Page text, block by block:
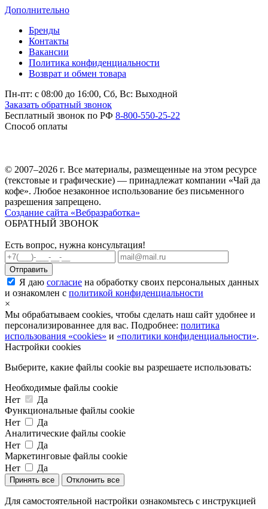
Дополнительно
Бренды
Контакты
Вакансии
Политика конфиденциальности
Возврат и обмен товара
Пн-пт: c 08:00 до 16:00, Сб, Вс: Выходной
Заказать обратный звонок
Бесплатный звонок по РФ 8-800-550-25-22
Способ оплаты
© 2007–2026 г. Все материалы, размещенные на этом ресурсе
(текстовые и графические) — принадлежат компании «Чай да
кофе». Любое незаконное использование без письменного
разрешения запрещено.
Создание сайта «Вебразработка»
ОБРАТНЫЙ ЗВОНОК
Есть вопрос, нужна консультация!
Я даю согласие на обработку своих персональных данных
и ознакомлен с политикой конфиденциальности
×
Мы обрабатываем cookies, чтобы сделать наш сайт удобнее и
персонализированнее для вас. Подробнее: политика
использования «cookies» и «политики конфиденциальности».
Настройки cookies
Выберите, какие файлы cookie вы разрешаете использовать:
Необходимые файлы cookie
Нет
Да
Функциональные файлы cookie
Нет
Да
Аналитические файлы cookie
Нет
Да
Маркетинговые файлы cookie
Нет
Да
Принять все Отклонить все
Для самостоятельной настройки ознакомьтесь с инструкцией